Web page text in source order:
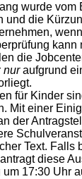
wurde vom
und die
die
nuraufgrund
für Kinder
Mit einer
der
Text. Falls
diese
17:30 Uhr